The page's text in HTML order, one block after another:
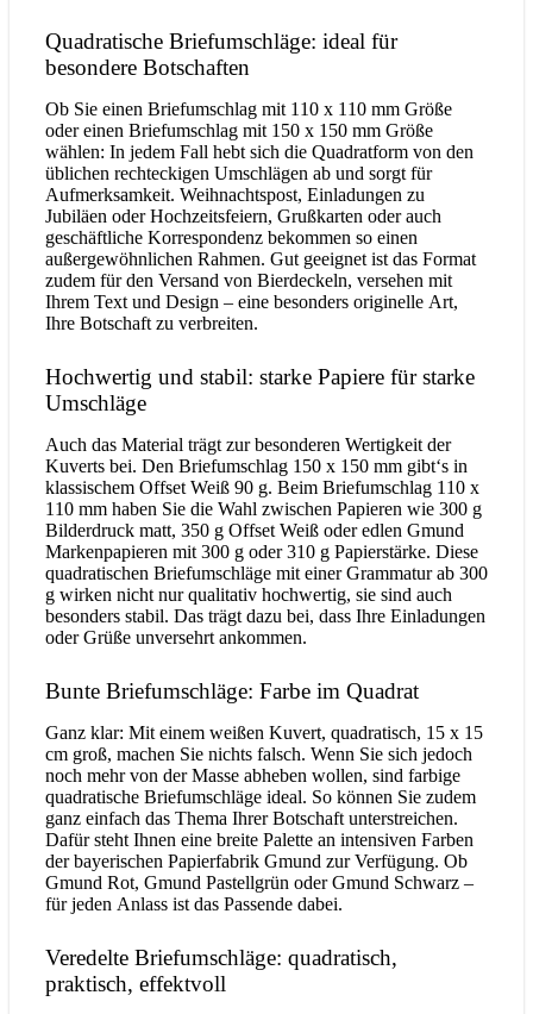
Quadratische Briefumschläge: ideal für
besondere Botschaften
Ob Sie einen Briefumschlag mit 110 x 110 mm Größe
oder einen Briefumschlag mit 150 x 150 mm Größe
wählen: In jedem Fall hebt sich die Quadratform von den
üblichen rechteckigen Umschlägen ab und sorgt für
Aufmerksamkeit. Weihnachtspost, Einladungen zu
Jubiläen oder Hochzeitsfeiern, Grußkarten oder auch
geschäftliche Korrespondenz bekommen so einen
außergewöhnlichen Rahmen. Gut geeignet ist das Format
zudem für den Versand von Bierdeckeln, versehen mit
Ihrem Text und Design – eine besonders originelle Art,
Ihre Botschaft zu verbreiten.
Hochwertig und stabil: starke Papiere für starke
Umschläge
Auch das Material trägt zur besonderen Wertigkeit der
Kuverts bei. Den Briefumschlag 150 x 150 mm gibt‘s in
klassischem Offset Weiß 90 g. Beim Briefumschlag 110 x
110 mm haben Sie die Wahl zwischen Papieren wie 300 g
Bilderdruck matt, 350 g Offset Weiß oder edlen Gmund
Markenpapieren mit 300 g oder 310 g Papierstärke. Diese
quadratischen Briefumschläge mit einer Grammatur ab 300
g wirken nicht nur qualitativ hochwertig, sie sind auch
besonders stabil. Das trägt dazu bei, dass Ihre Einladungen
oder Grüße unversehrt ankommen.
Bunte Briefumschläge: Farbe im Quadrat
Ganz klar: Mit einem weißen Kuvert, quadratisch, 15 x 15
cm groß, machen Sie nichts falsch. Wenn Sie sich jedoch
noch mehr von der Masse abheben wollen, sind farbige
quadratische Briefumschläge ideal. So können Sie zudem
ganz einfach das Thema Ihrer Botschaft unterstreichen.
Dafür steht Ihnen eine breite Palette an intensiven Farben
der bayerischen Papierfabrik Gmund zur Verfügung. Ob
Gmund Rot, Gmund Pastellgrün oder Gmund Schwarz –
für jeden Anlass ist das Passende dabei.
Veredelte Briefumschläge: quadratisch,
praktisch, effektvoll